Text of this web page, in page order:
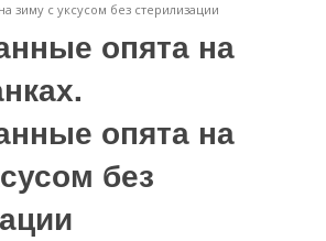
зиму с уксусом без стерилизации
опята на
опята на
без